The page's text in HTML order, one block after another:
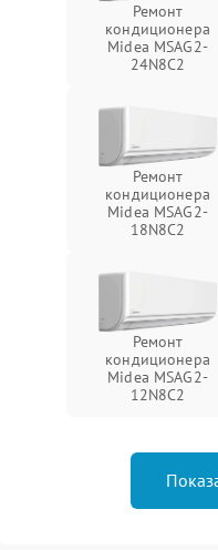
Ремонт
кондиционера
Midea MSAG2-
24N8C2
Ремонт
кондиционера
Midea MSAG2-
18N8C2
Ремонт
кондиционера
Midea MSAG2-
12N8C2